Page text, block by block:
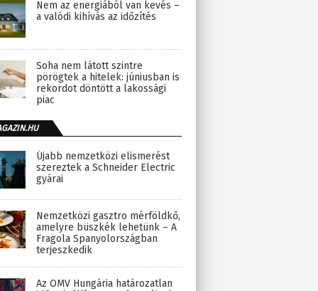
Nem az energiából van kevés –
a valódi kihívás az időzítés
Soha nem látott szintre
pörögtek a hitelek: júniusban is
rekordot döntött a lakossági
piac
Újabb nemzetközi elismerést
szereztek a Schneider Electric
gyárai
Nemzetközi gasztro mérföldkő,
amelyre büszkék lehetünk – A
Fragola Spanyolországban
terjeszkedik
Az OMV Hungária határozatlan